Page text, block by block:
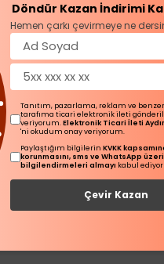
Döndür Kazan İndirimi
Hemen çarkı çevirmeye ne
Tanıtım, pazarlama, reklam ve
tarafıma ticari elektronik ileti
veriyorum.Elektronik Ticari İleti
'ni okudum onay veriyorum.
Paylaştığım bilgilerin KVKK
korunmasını, sms ve WhatsApp
bilgilendirmeleri almayı kabul
Çevir Kazan